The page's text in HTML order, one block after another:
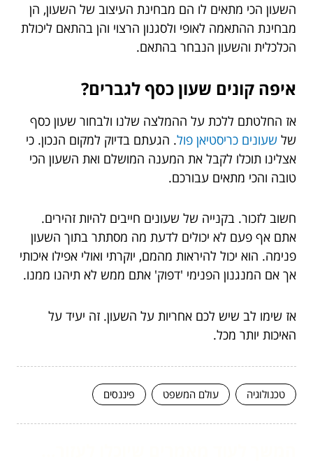
השעון הכי מתאים לו הם מבחינת העיצוב של השעון, הן
מבחינת ההתאמה לאופי ולסגנון הרצוי והן בהתאם ליכולת
הכלכלית והשעון הנבחר בהתאם.
איפה קונים שעון כסף לגברים?
אז החלטתם ללכת על ההמלצה שלנו ולבחור שעון כסף
של שעונים כריסטיאן פול. הגעתם בדיוק למקום הנכון. כי
אצלינו תוכלו לקבל את המענה המושלם ואת השעון הכי
טובה והכי מתאים עבורכם.
חשוב לזכור. בקנייה של שעונים חייבים להיות זהירים.
אתם אף פעם לא יכולים לדעת מה מסתתר בתוך השעון
פנימה. הוא יכול להיראות מהמם, יוקרתי ואולי אפילו איכותי
אך אם המנגנון הפנימי 'דפוק' אתם ממש לא תיהנו ממנו.
אז שימו לב שיש לכם אחריות על השעון. זה יעיד על
האיכות יותר מכל.
טכנולוגיה עולם המשפט פיננסים